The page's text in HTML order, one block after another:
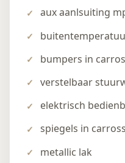
aux aanlsuiting
bumpers in
verstelbaar
elektrisch
spiegels in
metallic lak